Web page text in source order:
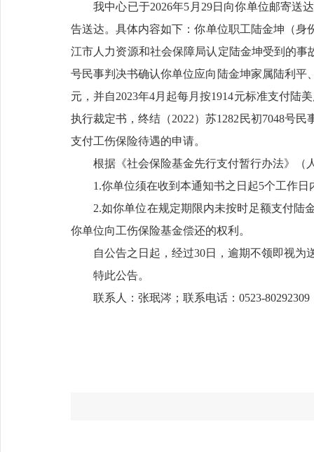
我中心已于2026年5月29日向你单位邮寄送
告送达。具体内容如下：你单位职工陆金坤（身
江市人力资源和社会保障局认定陆金坤受到的事
号民事判决书确认你单位应向陆金坤家属陆利平
元，并自2023年4月起每月按1914元标准支付陆
执行裁定书，终结（2022）苏1282民初7048号
支付工伤保险待遇的申请。
根据《社会保险基金先行支付暂行办法》（
1.你单位须在收到本通知书之日起5个工作
2.如你单位在规定期限内未按时足额支付陆
你单位向工伤保险基金偿还的权利。
自公告之日起，经过30日，逾期不领即视为
特此公告。
联系人：张珉涔；联系电话：0523-80292309